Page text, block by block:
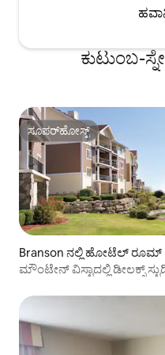
ಕುಟುಂಬ-
ಸೂಪರ್‌ಹೋಸ್ಟ್
ಸೂಪರ್‌ಹೋಸ್ಟ್
Branson ನಲ್ಲಿ ಹೋಟೆಲ್ ರೂಮ್
ಮೌಂಟೇನ್ ವಿಸ್ಟಾದಲ್ಲಿ ಡೀಲಕ್ಸ್